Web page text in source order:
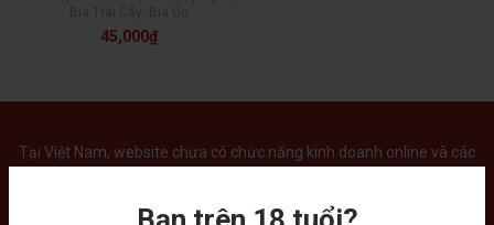
45,000₫
Tại Việt Nam, website chưa có chức năng kinh doanh online và các